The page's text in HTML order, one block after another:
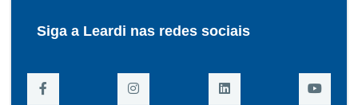
Siga a Leardi nas redes sociais